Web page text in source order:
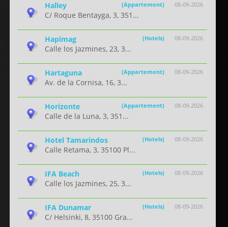
08-09-2026
Halley (Appartement)
C/ Roque Bentayga, 3, 351...
08-09-2026
Hapimag (Hotels)
Calle los Jazmines, 23, 3...
08-09-2026
Hartaguna (Appartement)
Av. de la Cornisa, 16, 3...
08-09-2026
Horizonte (Appartement)
Calle de la Luna, 3, 351...
08-09-2026
Hotel Tamarindos (Hotels)
Calle Retama, 3, 35100 Pl...
08-09-2026
IFA Beach (Hotels)
Calle los Jazmines, 25, 3...
08-09-2026
IFA Dunamar (Hotels)
C/ Helsinki, 8, 35100 Gra...